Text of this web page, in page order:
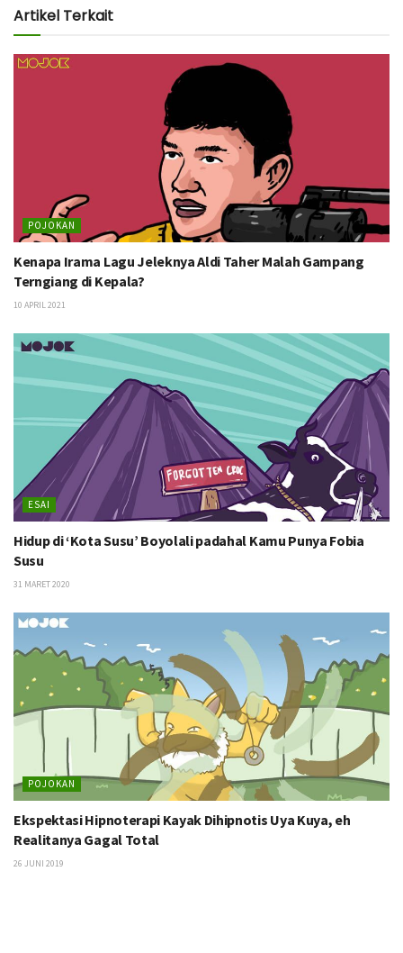
Artikel Terkait
POJOKAN
Kenapa Irama Lagu Jeleknya Aldi Taher Malah Gampang
Terngiang di Kepala?
10 APRIL 2021
ESAI
Hidup di ‘Kota Susu’ Boyolali padahal Kamu Punya Fobia
Susu
31 MARET 2020
POJOKAN
Ekspektasi Hipnoterapi Kayak Dihipnotis Uya Kuya, eh
Realitanya Gagal Total
26 JUNI 2019